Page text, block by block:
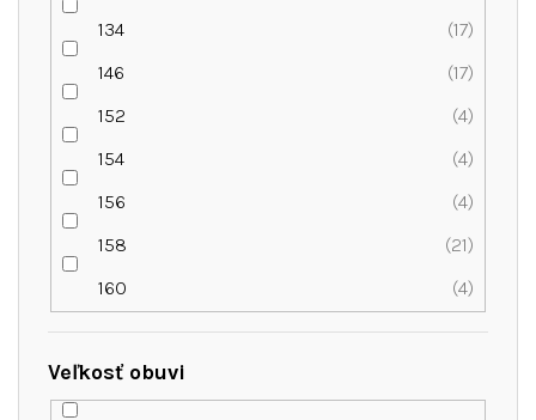
134
17
146
17
152
4
154
4
156
4
158
21
160
4
Veľkosť obuvi